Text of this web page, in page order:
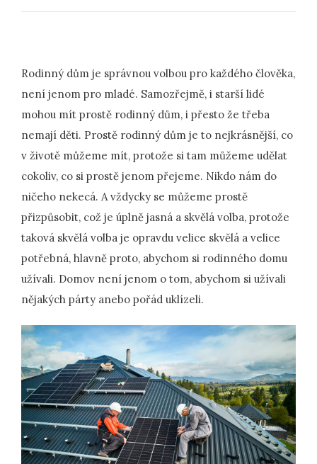
Rodinný dům je správnou volbou pro každého člověka,
není jenom pro mladé. Samozřejmě, i starší lidé
mohou mít prostě rodinný dům, i přesto že třeba
nemají děti. Prostě rodinný dům je to nejkrásnější, co
v životě můžeme mít, protože si tam můžeme udělat
cokoliv, co si prostě jenom přejeme. Nikdo nám do
ničeho nekecá. A vždycky se můžeme prostě
přizpůsobit, což je úplně jasná a skvělá volba, protože
taková skvělá volba je opravdu velice skvělá a velice
potřebná, hlavně proto, abychom si rodinného domu
užívali. Domov není jenom o tom, abychom si užívali
nějakých párty anebo pořád uklízeli.